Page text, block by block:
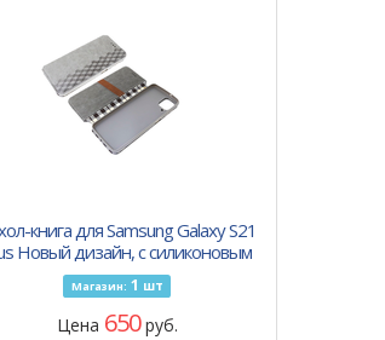
книга для Samsung Galaxy S21
Новый дизайн, с силиконовым
основанием, серая
Магазин: 1 шт
Цена 650руб.